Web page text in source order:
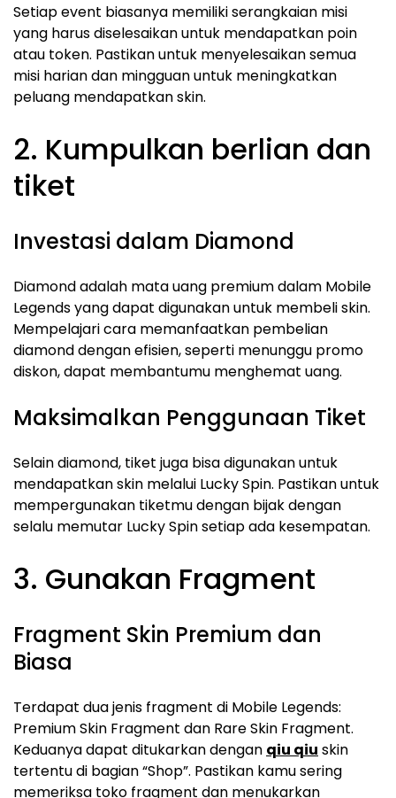
Setiap event biasanya memiliki serangkaian misi
yang harus diselesaikan untuk mendapatkan poin
atau token. Pastikan untuk menyelesaikan semua
misi harian dan mingguan untuk meningkatkan
peluang mendapatkan skin.
2. Kumpulkan berlian dan
tiket
Investasi dalam Diamond
Diamond adalah mata uang premium dalam Mobile
Legends yang dapat digunakan untuk membeli skin.
Mempelajari cara memanfaatkan pembelian
diamond dengan efisien, seperti menunggu promo
diskon, dapat membantumu menghemat uang.
Maksimalkan Penggunaan Tiket
Selain diamond, tiket juga bisa digunakan untuk
mendapatkan skin melalui Lucky Spin. Pastikan untuk
mempergunakan tiketmu dengan bijak dengan
selalu memutar Lucky Spin setiap ada kesempatan.
3. Gunakan Fragment
Fragment Skin Premium dan
Biasa
Terdapat dua jenis fragment di Mobile Legends:
Premium Skin Fragment dan Rare Skin Fragment.
Keduanya dapat ditukarkan dengan qiu qiu skin
tertentu di bagian “Shop”. Pastikan kamu sering
memeriksa toko fragment dan menukarkan